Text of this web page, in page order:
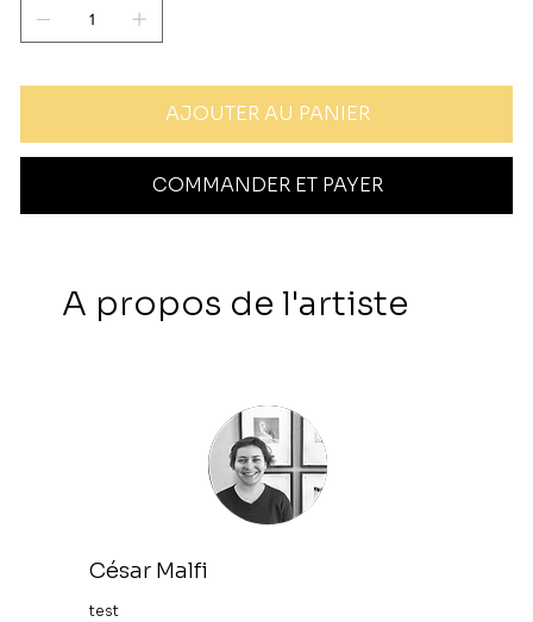
A propos de l'artiste
César Malfi
test
AJOUTER AU PANIER
COMMANDER ET PAYER